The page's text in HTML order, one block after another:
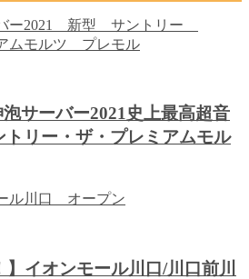
泡サーバー2021史上最高超音
トリー・ザ・プレミアムモル
】イオンモール川口/川口前川